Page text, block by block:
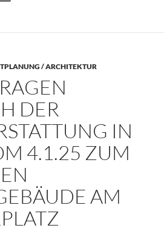
/ ARCHITEKTUR
DER
IN
4.1.25 ZUM
AM